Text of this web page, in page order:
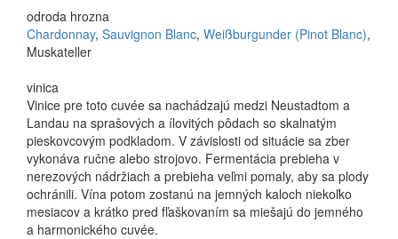
odroda hrozna
Chardonnay, Sauvignon Blanc, Weißburgunder (Pinot Blanc),
Muskateller
vinica
Vinice pre toto cuvée sa nachádzajú medzi Neustadtom a
Landau na sprašových a ílovitých pôdach so skalnatým
pieskovcovým podkladom. V závislosti od situácie sa zber
vykonáva ručne alebo strojovo. Fermentácia prebieha v
nerezových nádržiach a prebieha veľmi pomaly, aby sa plody
ochránili. Vína potom zostanú na jemných kaloch niekoľko
mesiacov a krátko pred fľaškovaním sa miešajú do jemného
a harmonického cuvée.